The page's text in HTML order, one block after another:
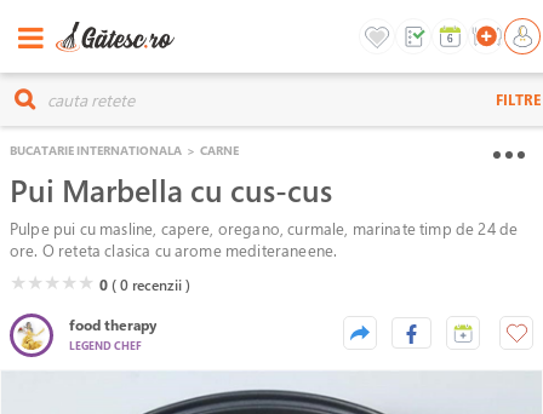
FILTRE
BUCATARIE INTERNATIONALA > CARNE
Pui Marbella cu cus-cus
Pulpe pui cu masline, capere, oregano, curmale, marinate timp de 24 de
ore. O reteta clasica cu arome mediteraneene.
( )
★( )
★( )
★( )
★( )
★ 0( 0 recenzii )
food therapy
LEGEND CHEF